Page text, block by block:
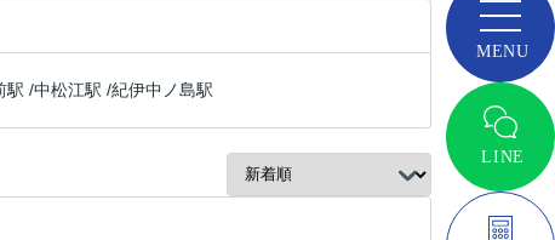
駅 /中松江駅 /紀伊中ノ島駅